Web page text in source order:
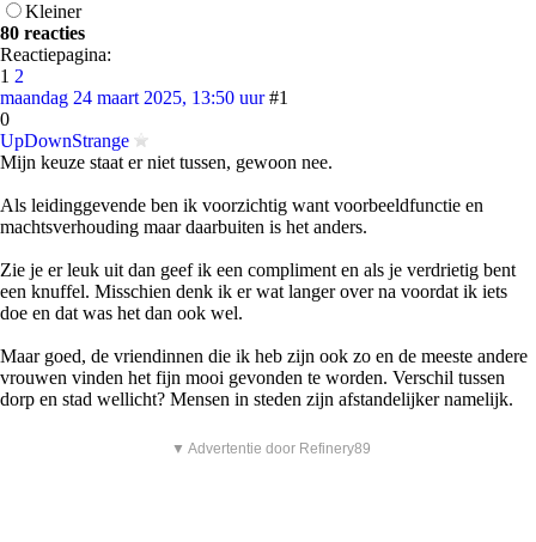
Kleiner
80 reacties
Reactiepagina:
1 2
maandag 24 maart 2025, 13:50 uur #1
0
UpDownStrange
Mijn keuze staat er niet tussen, gewoon nee.
Als leidinggevende ben ik voorzichtig want voorbeeldfunctie en
machtsverhouding maar daarbuiten is het anders.
Zie je er leuk uit dan geef ik een compliment en als je verdrietig bent
een knuffel. Misschien denk ik er wat langer over na voordat ik iets
doe en dat was het dan ook wel.
Maar goed, de vriendinnen die ik heb zijn ook zo en de meeste andere
vrouwen vinden het fijn mooi gevonden te worden. Verschil tussen
dorp en stad wellicht? Mensen in steden zijn afstandelijker namelijk.
▼ Advertentie door Refinery89